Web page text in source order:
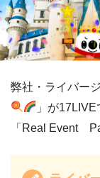
弊社・ライバー
」が
「Real Event